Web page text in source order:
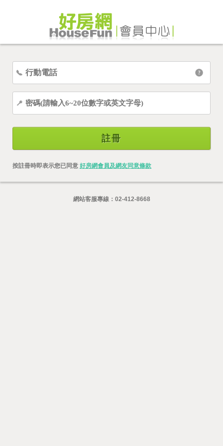
註冊
按註冊時即表示您已同意 好房網會員及網友同意條款
網站客服專線： 02-412-8668